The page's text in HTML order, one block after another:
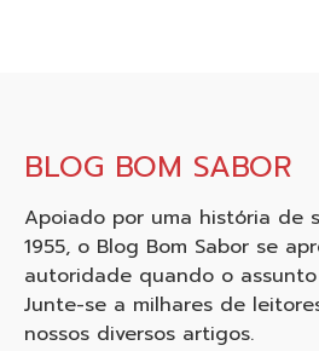
BLOG BOM SABOR
Apoiado por uma história de
1955, o Blog Bom Sabor se
autoridade quando o assunto
Junte-se a milhares de
nossos diversos artigos.